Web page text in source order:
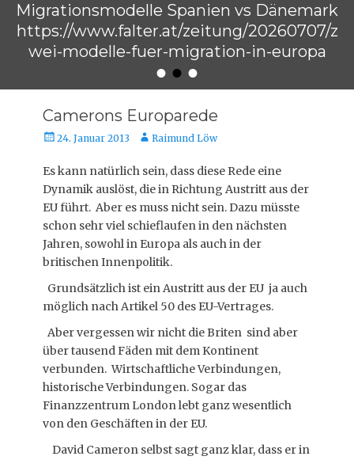
•••
Migrationsmodelle Spanien vs Dänemark
https://www.falter.at/zeitung/20260707/z
wei-modelle-fuer-migration-in-europa
Raimund Löw
Camerons Europarede
Veröffentlicht
24. Januar 2013 AutorRaimund Löw
Es kann natürlich sein, dass diese Rede eine
Dynamik auslöst, die in Richtung Austritt aus der
EU führt. Aber es muss nicht sein. Dazu müsste
schon sehr viel schieflaufen in den nächsten
Jahren, sowohl in Europa als auch in der
britischen Innenpolitik.
Grundsätzlich ist ein Austritt aus der EU ja auch
möglich nach Artikel 50 des EU-Vertrages.
Aber vergessen wir nicht die Briten sind aber
über tausend Fäden mit dem Kontinent
verbunden. Wirtschaftliche Verbindungen,
historische Verbindungen. Sogar das
Finanzzentrum London lebt ganz wesentlich
von den Geschäften in der EU.
David Cameron selbst sagt ganz klar, dass er in